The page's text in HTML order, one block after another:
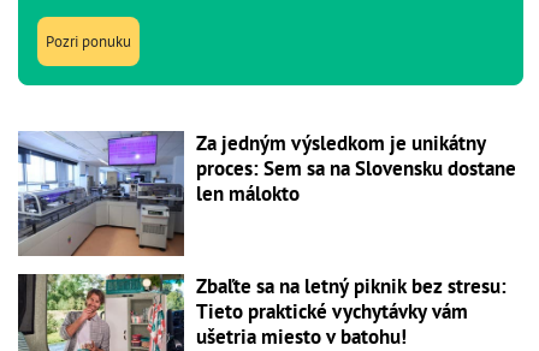
Pozri ponuku
Za jedným výsledkom je unikátny
proces: Sem sa na Slovensku dostane
len málokto
Zbaľte sa na letný piknik bez stresu:
Tieto praktické vychytávky vám
ušetria miesto v batohu!